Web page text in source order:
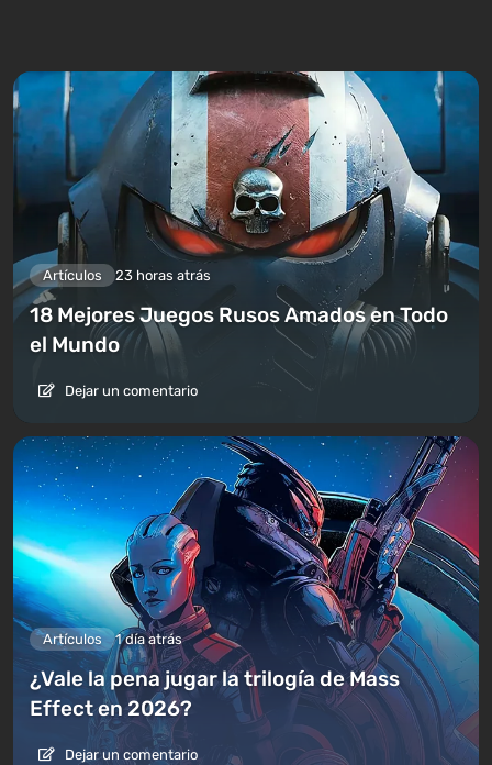
Artículos 23 horas atrás
18 Mejores Juegos Rusos Amados en Todo
el Mundo
Dejar un comentario
Artículos 1 día atrás
¿Vale la pena jugar la trilogía de Mass
Effect en 2026?
Dejar un comentario